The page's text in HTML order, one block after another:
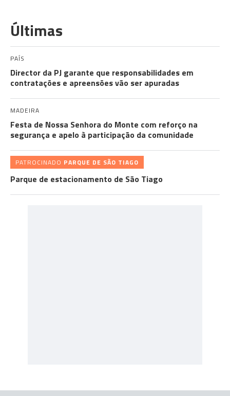
Últimas
PAÍS
Director da PJ garante que responsabilidades em
contratações e apreensões vão ser apuradas
MADEIRA
Festa de Nossa Senhora do Monte com reforço na
segurança e apelo à participação da comunidade
PATROCINADO PARQUE DE SÃO TIAGO
Parque de estacionamento de São Tiago